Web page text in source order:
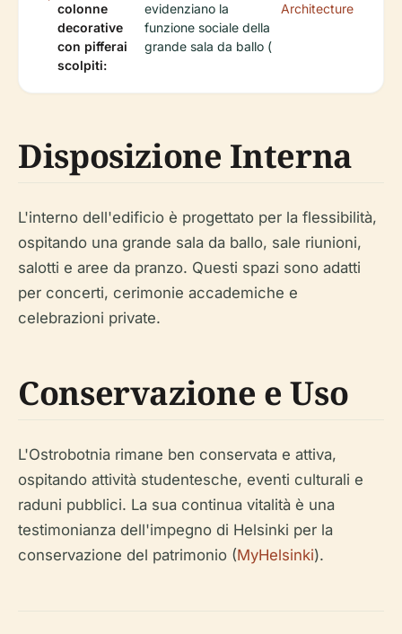
colonne
decorative
con pifferai
scolpiti:
evidenziano la
funzione sociale della
grande sala da ballo (
Architecture
Disposizione Interna
L'interno dell'edificio è progettato per la flessibilità,
ospitando una grande sala da ballo, sale riunioni,
salotti e aree da pranzo. Questi spazi sono adatti
per concerti, cerimonie accademiche e
celebrazioni private.
Conservazione e Uso
L'Ostrobotnia rimane ben conservata e attiva,
ospitando attività studentesche, eventi culturali e
raduni pubblici. La sua continua vitalità è una
testimonianza dell'impegno di Helsinki per la
conservazione del patrimonio (MyHelsinki).